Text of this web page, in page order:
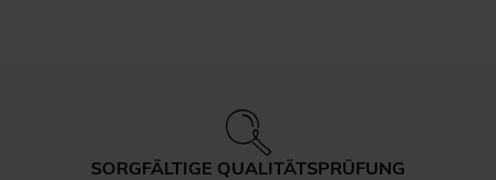
SORGFÄLTIGE QUALITÄTSPRÜFUNG